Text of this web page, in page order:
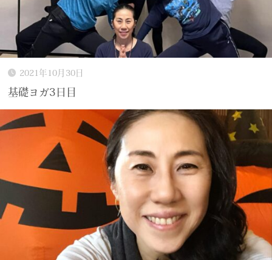
2021年10月30日
基礎ヨガ3日目